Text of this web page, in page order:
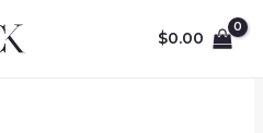
$0.00